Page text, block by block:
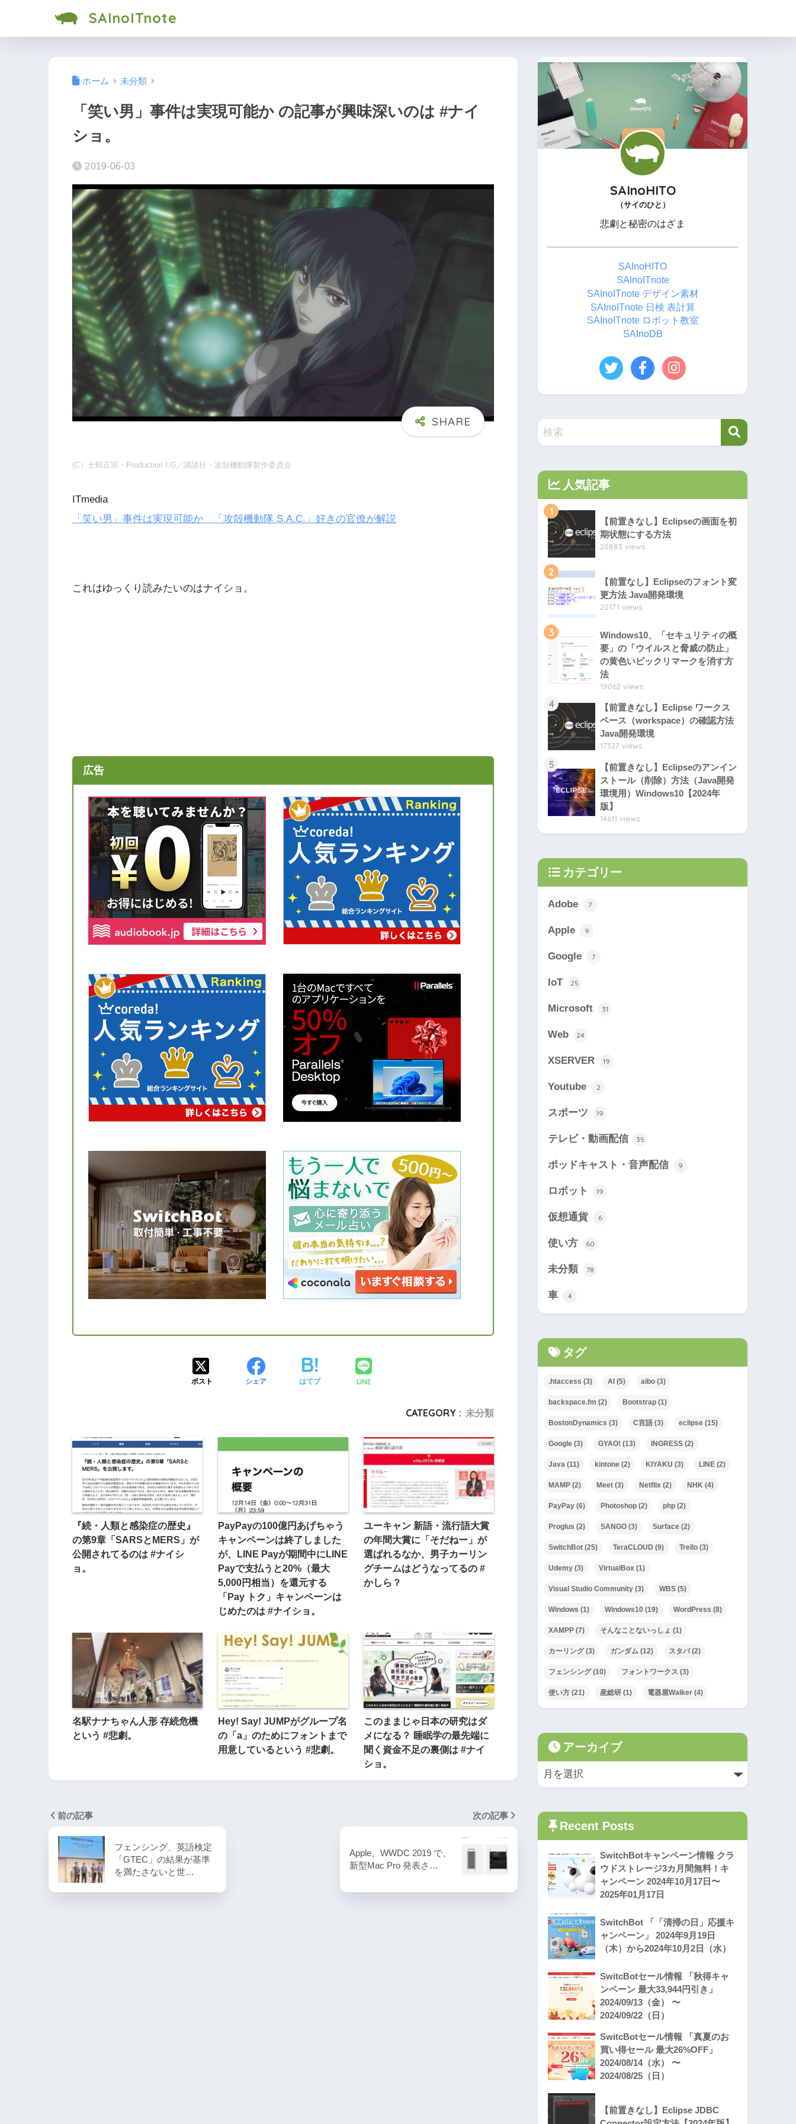
SAInoITnote
ホーム 未分類
「笑い男」事件は実現可能か の記事が興味深いのは #ナイ
ショ。
2019-06-03
(C）士郎正宗・Production I.G／講談社・攻殻機動隊製作委員会
ITmedia
「笑い男」事件は実現可能か 「攻殻機動隊 S.A.C.」好きの官僚が解説
これはゆっくり読みたいのはナイショ。
広告
ポスト シェア はてブ LINE
CATEGORY : 未分類
『続・人類と感染症の歴史』
の第9章「SARSとMERS」が
公開されてるのは #ナイシ
ョ。
PayPayの100億円あげちゃう
キャンペーンは終了しました
が、LINE Payが期間中にLINE
Payで支払うと20%（最大
5,000円相当）を還元する
「Pay トク」キャンペーンは
じめたのは #ナイショ。
ユーキャン 新語・流行語大賞
の年間大賞に「そだねー」が
選ばれるなか、男子カーリン
グチームはどうなってるの #
かしら？
名駅ナナちゃん人形 存続危機
という #悲劇。
Hey! Say! JUMPがグループ名
の「a」のためにフォントまで
用意しているという #悲劇。
このままじゃ日本の研究はダ
メになる？ 睡眠学の最先端に
聞く資金不足の裏側は #ナイ
ショ。
前の記事
フェンシング、英語検定
「GTEC」の結果が基準
を満たさないと世…
次の記事
Apple、WWDC 2019 で、
新型Mac Pro 発表さ…
SAInoHITO
（サイのひと）
悲劇と秘密のはざま
SAInoHITO
SAInoITnote
SAInoITnote デザイン素材
SAInoITnote 日検 表計算
SAInoITnote ロボット教室
SAInoDB
人気記事
1
【前置きなし】Eclipseの画面を初
期状態にする方法
20883 views
2
【前置なし】Eclipseのフォント変
更方法 Java開発環境
20171 views
3
Windows10、「セキュリティの概
要」の「ウイルスと脅威の防止」
の黄色いビックリマークを消す方
法
19062 views
4
【前置きなし】Eclipse ワークス
ペース（workspace）の確認方法
Java開発環境
17327 views
5
【前置きなし】Eclipseのアンイン
ストール（削除）方法（Java開発
環境用）Windows10【2024年
版】
14611 views
カテゴリー
Adobe 7
Apple 9
Google 7
IoT 25
Microsoft 31
Web 24
XSERVER 19
Youtube 2
スポーツ 19
テレビ・動画配信 35
ポッドキャスト・音声配信 9
ロボット 19
仮想通貨 6
使い方 60
未分類 78
車 4
タグ
.htaccess (3) AI (5) aibo (3)
backspace.fm (2) Bootstrap (1)
BostonDynamics (3) C言語 (3) eclipse (15)
Google (3) GYAO! (13) INGRESS (2)
Java (11) kintone (2) KIYAKU (3) LINE (2)
MAMP (2) Meet (3) Netflix (2) NHK (4)
PayPay (6) Photoshop (2) php (2)
Proglus (2) SANGO (3) Surface (2)
SwitchBot (25) TeraCLOUD (9) Trello (3)
Udemy (3) VirtualBox (1)
Visual Studio Community (3) WBS (5)
Windows (1) Windows10 (19) WordPress (8)
XAMPP (7) そんなことないっしょ (1)
カーリング(3) ガンダム (12) スタバ(2)
フェンシング(10) フォントワークス (3)
使い方 (21) 産総研 (1) 電器屋Walker (4)
アーカイブ
Recent Posts
SwitchBotキャンペーン情報 クラ
ウドストレージ3カ月間無料！キ
ャンペーン 2024年10月17日〜
2025年01月17日
SwitchBot 「「清掃の日」応援キ
ャンペーン」 2024年9月19日
（木）から2024年10月2日（水）
SwitcBotセール情報 「秋得キャ
ンペーン 最大33,944円引き」
2024/09/13（金） 〜
2024/09/22（日）
SwitcBotセール情報 「真夏のお
買い得セール 最大26%OFF」
2024/08/14（水） 〜
2024/08/25（日）
【前置きなし】Eclipse JDBC